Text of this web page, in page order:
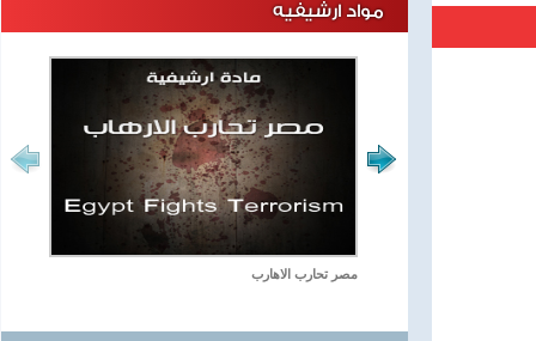
مواد ارشيفيه
مصر تحارب الاهارب